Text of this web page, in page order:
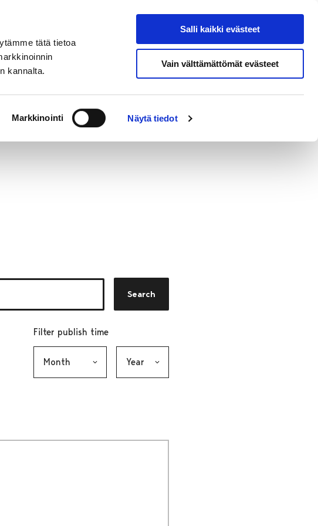
tätä tietoa
kannalta.
Markkinointi Näytä tiedot
Salli kaikki evästeet
Vain välttämättömät evästeet
Search from site
Search
Filter publish time